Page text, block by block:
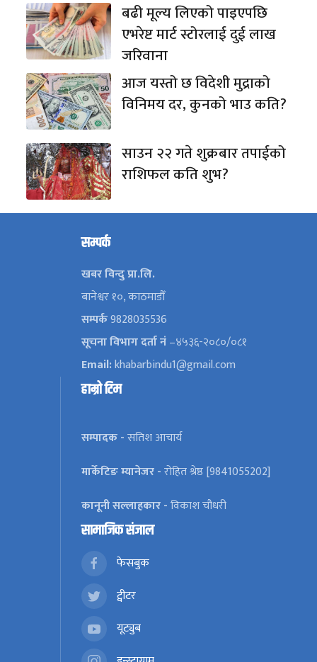
बढी मूल्य लिएको पाइएपछि
एभरेष्ट मार्ट स्टोरलाई दुई लाख
जरिवाना
आज यस्तो छ विदेशी मुद्राको
विनिमय दर, कुनको भाउ कति?
साउन २२ गते शुक्रबार तपाईको
राशिफल कति शुभ?
सम्पर्क
खबर विन्दु प्रा.लि.
बानेश्वर १०, काठमाडौँ
सम्पर्क9828035536
सूचना विभाग दर्ता नं–४५३६-२०८०/०८१
Email:khabarbindu1@gmail.com
हाम्रो टिम
सम्पादक -सतिश आचार्य
मार्केटिङ म्यानेजर -रोहित श्रेष्ठ [9841055202]
कानूनी सल्लाहकार -विकाश चौधरी
सामाजिक संजाल
फेसबुक
ट्वीटर
यूट्युब